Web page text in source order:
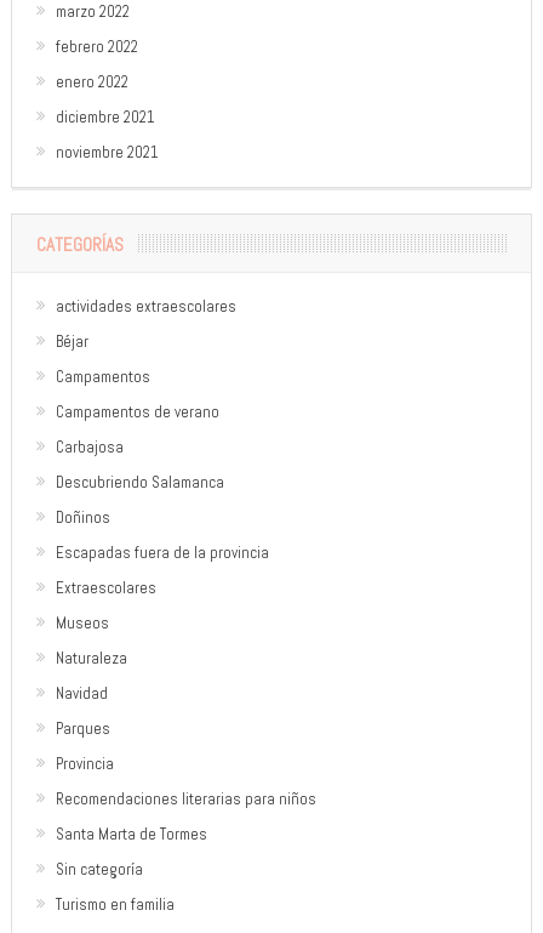
marzo 2022
febrero 2022
enero 2022
diciembre 2021
noviembre 2021
CATEGORÍAS
actividades extraescolares
Béjar
Campamentos
Campamentos de verano
Carbajosa
Descubriendo Salamanca
Doñinos
Escapadas fuera de la provincia
Extraescolares
Museos
Naturaleza
Navidad
Parques
Provincia
Recomendaciones literarias para niños
Santa Marta de Tormes
Sin categoría
Turismo en familia